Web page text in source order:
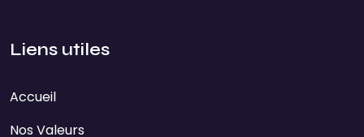
Liens utiles
Accueil
Nos Valeurs